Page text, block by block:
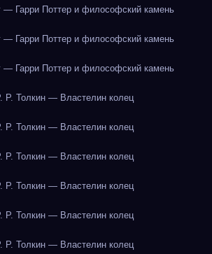
Гарри Поттер и философский камень
Гарри Поттер и философский камень
Гарри Поттер и философский камень
Р. Толкин — Властелин колец
Р. Толкин — Властелин колец
Р. Толкин — Властелин колец
Р. Толкин — Властелин колец
Р. Толкин — Властелин колец
Р. Толкин — Властелин колец